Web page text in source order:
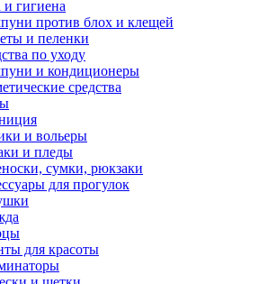
и гигиена
против блох и клещей
и пеленки
по уходу
и кондиционеры
средства
и вольеры
и пледы
сумки, рюкзаки
для прогулок
для красоты